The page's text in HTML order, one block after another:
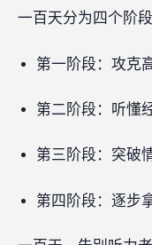
一百天分为四个阶段
第一阶段：攻克
第二阶段：听懂
第三阶段：突破
第四阶段：逐步